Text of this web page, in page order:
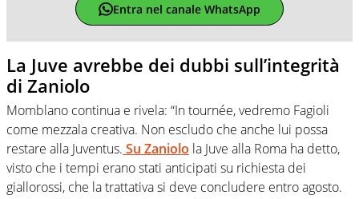
Entra nel canale WhatsApp
La Juve avrebbe dei dubbi sull’integrità
di Zaniolo
Momblano continua e rivela: “In tournée, vedremo Fagioli
come mezzala creativa. Non escludo che anche lui possa
restare alla Juventus. Su Zaniolo la Juve alla Roma ha detto,
visto che i tempi erano stati anticipati su richiesta dei
giallorossi, che la trattativa si deve concludere entro agosto.